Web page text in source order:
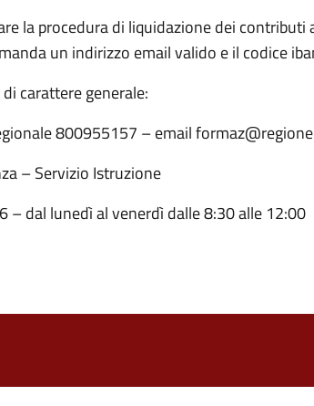
la procedura di liquidazione dei
un indirizzo email valido e il codice
carattere generale:
800955157 – email
– Servizio Istruzione
– dal lunedì al venerdì dalle 8:30 alle 12:00